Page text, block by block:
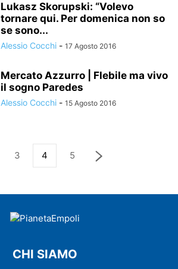
Lukasz Skorupski: “Volevo
tornare qui. Per domenica non so
se sono...
Alessio Cocchi - 17 Agosto 2016
Mercato Azzurro | Flebile ma vivo
il sogno Paredes
Alessio Cocchi - 15 Agosto 2016
3 4 5
CHI SIAMO